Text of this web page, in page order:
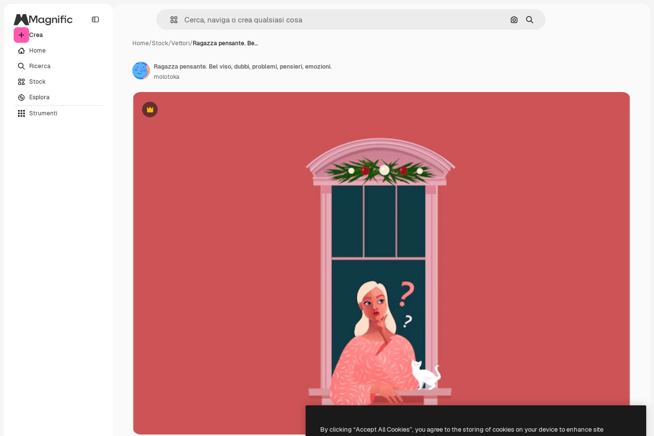
Crea
Home
Ricerca
Stock
Esplora
Strumenti
Cerca per immagine
Ricerca
Home/Stock/Vettori/Ragazza pensante. Be…
Premium
Ragazza pensante. Bel viso, dubbi, problemi, pensieri, emozioni.
molotoka
By clicking “Accept All Cookies”, you agree to the storing of cookies on your device to enhance site